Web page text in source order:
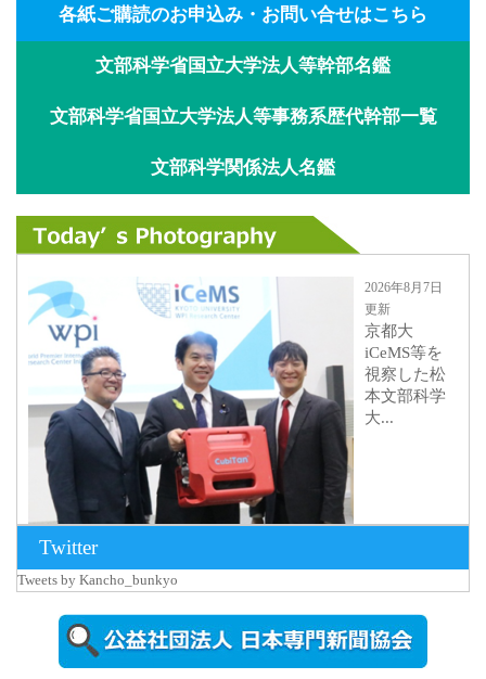
各紙ご購読のお申込み・お問い合せはこちら
文部科学省国立大学法人等幹部名鑑
文部科学省国立大学法人等事務系歴代幹部一覧
文部科学関係法人名鑑
2026年8月7日
更新
京都大
iCeMS等を
視察した松
本文部科学
大...
2026年8月5日
更新
農工大で大
Twitter
Tweets by Kancho_bunkyo